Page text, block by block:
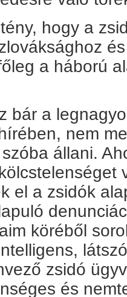
hogy a
a háború
bár a
nem
állani.
el a zsidók
köréből
zsidó
és